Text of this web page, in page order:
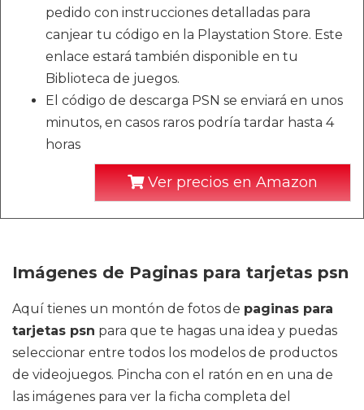
pedido con instrucciones detalladas para
canjear tu código en la Playstation Store. Este
enlace estará también disponible en tu
Biblioteca de juegos.
El código de descarga PSN se enviará en unos
minutos, en casos raros podría tardar hasta 4
horas
Ver precios en Amazon
Imágenes de Paginas para tarjetas psn
Aquí tienes un montón de fotos de paginas para
tarjetas psn para que te hagas una idea y puedas
seleccionar entre todos los modelos de productos
de videojuegos. Pincha con el ratón en en una de
las imágenes para ver la ficha completa del